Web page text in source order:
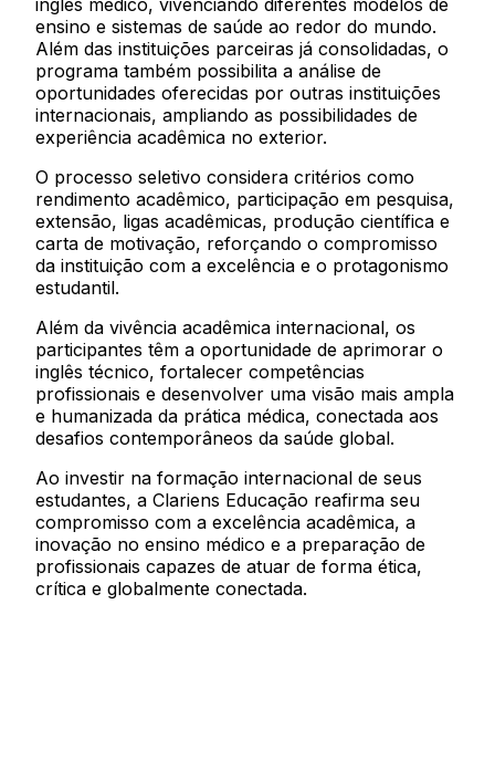
inglês médico, vivenciando diferentes modelos de
ensino e sistemas de saúde ao redor do mundo.
Além das instituições parceiras já consolidadas, o
programa também possibilita a análise de
oportunidades oferecidas por outras instituições
internacionais, ampliando as possibilidades de
experiência acadêmica no exterior.
O processo seletivo considera critérios como
rendimento acadêmico, participação em pesquisa,
extensão, ligas acadêmicas, produção científica e
carta de motivação, reforçando o compromisso
da instituição com a excelência e o protagonismo
estudantil.
Além da vivência acadêmica internacional, os
participantes têm a oportunidade de aprimorar o
inglês técnico, fortalecer competências
profissionais e desenvolver uma visão mais ampla
e humanizada da prática médica, conectada aos
desafios contemporâneos da saúde global.
Ao investir na formação internacional de seus
estudantes, a Clariens Educação reafirma seu
compromisso com a excelência acadêmica, a
inovação no ensino médico e a preparação de
profissionais capazes de atuar de forma ética,
crítica e globalmente conectada.